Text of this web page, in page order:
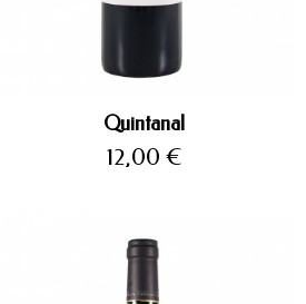
Quintanal
Precio
12,00 €